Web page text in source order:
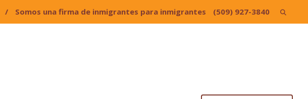
/ Somos una firma de inmigrantes para inmigrantes (509) 927-3840 Search